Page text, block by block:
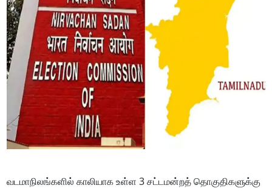
வடமாநிலங்களில் காலியாக உள்ள 3 சட்டமன்றத் தொகுதிகளுக்கு